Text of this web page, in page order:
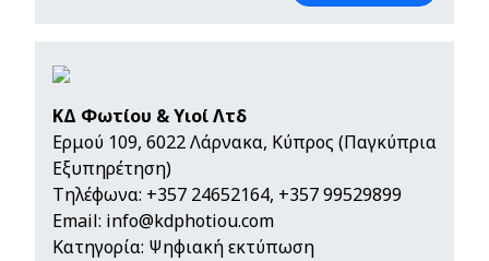
ΚΔ Φωτίου & Υιοί Λτδ
Ερμού 109, 6022 Λάρνακα, Κύπρος (Παγκύπρια
Εξυπηρέτηση)
Τηλέφωνα: +357 24652164, +357 99529899
Email: info@kdphotiou.com
Κατηγορία: Ψηφιακή εκτύπωση